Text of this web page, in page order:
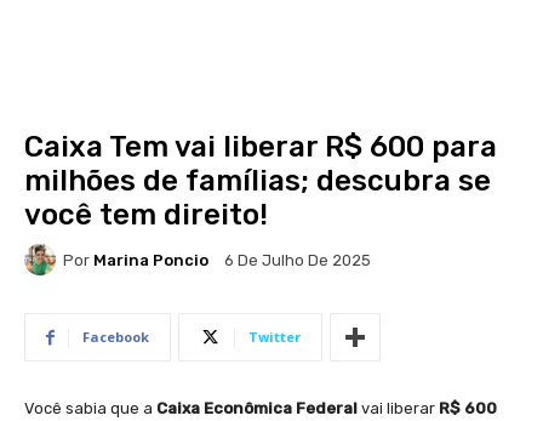
Caixa Tem vai liberar R$ 600 para
milhões de famílias; descubra se
você tem direito!
Por Marina Poncio 6 De Julho De 2025
Facebook Twitter
Você sabia que a Caixa Econômica Federal vai liberar R$ 600